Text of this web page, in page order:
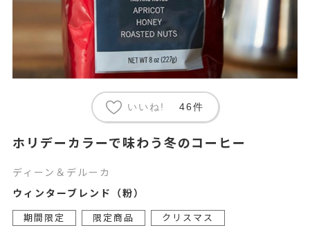
いいね! 46件
ホリデーカラーで味わう冬のコーヒー
ディーン＆デルーカ
ウィンターブレンド（粉）
期間限定 限定商品 クリスマス